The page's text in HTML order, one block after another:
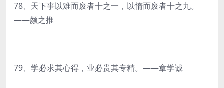
78、天下事以难而废者十之一，以惰而废者十之九。
——颜之推
79、学必求其心得，业必贵其专精。——章学诚